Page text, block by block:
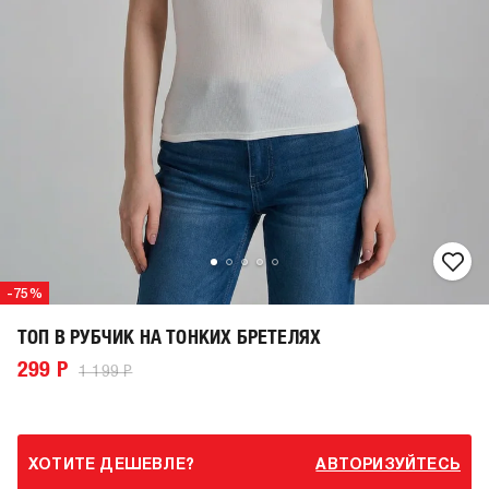
-75%
ТОП В РУБЧИК НА ТОНКИХ БРЕТЕЛЯХ
299 Р 1 199 Р
ХОТИТЕ ДЕШЕВЛЕ? АВТОРИЗУЙТЕСЬ